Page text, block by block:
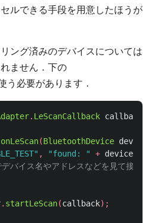
ルできる手段を用意したほうが
ング済みのデバイスについては
ません．下の
必要があります．
. LeScanCallback callback
onLeScan(BluetoothDevice device
, "found: " + device
バイス名やアドレスなどを見て接続
. startLeScan(callback);